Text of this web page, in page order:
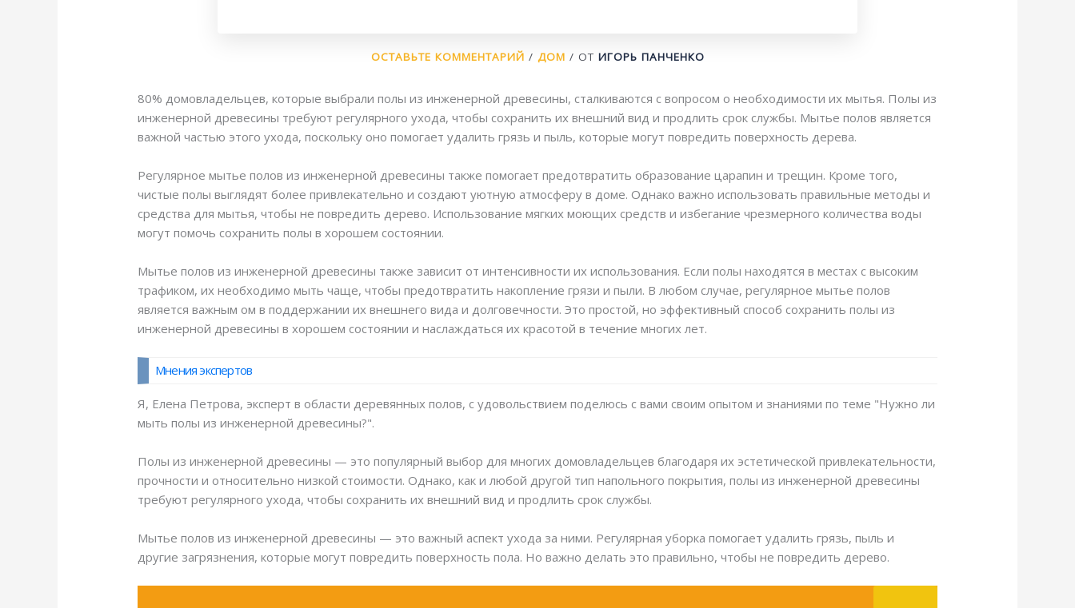
ОСТАВЬТЕ КОММЕНТАРИЙ / ДОМ / ОТ ИГОРЬ ПАНЧЕНКО
80% домовладельцев, которые выбрали полы из инженерной древесины, сталкиваются с вопросом о необходимости их мытья. Полы из
инженерной древесины требуют регулярного ухода, чтобы сохранить их внешний вид и продлить срок службы. Мытье полов является
важной частью этого ухода, поскольку оно помогает удалить грязь и пыль, которые могут повредить поверхность дерева.
Регулярное мытье полов из инженерной древесины также помогает предотвратить образование царапин и трещин. Кроме того,
чистые полы выглядят более привлекательно и создают уютную атмосферу в доме. Однако важно использовать правильные методы и
средства для мытья, чтобы не повредить дерево. Использование мягких моющих средств и избегание чрезмерного количества воды
могут помочь сохранить полы в хорошем состоянии.
Мытье полов из инженерной древесины также зависит от интенсивности их использования. Если полы находятся в местах с высоким
трафиком, их необходимо мыть чаще, чтобы предотвратить накопление грязи и пыли. В любом случае, регулярное мытье полов
является важным ом в поддержании их внешнего вида и долговечности. Это простой, но эффективный способ сохранить полы из
инженерной древесины в хорошем состоянии и наслаждаться их красотой в течение многих лет.
Мнения экспертов
Я, Елена Петрова, эксперт в области деревянных полов, с удовольствием поделюсь с вами своим опытом и знаниями по теме "Нужно ли
мыть полы из инженерной древесины?".
Полы из инженерной древесины — это популярный выбор для многих домовладельцев благодаря их эстетической привлекательности,
прочности и относительно низкой стоимости. Однако, как и любой другой тип напольного покрытия, полы из инженерной древесины
требуют регулярного ухода, чтобы сохранить их внешний вид и продлить срок службы.
Мытье полов из инженерной древесины — это важный аспект ухода за ними. Регулярная уборка помогает удалить грязь, пыль и
другие загрязнения, которые могут повредить поверхность пола. Но важно делать это правильно, чтобы не повредить дерево.